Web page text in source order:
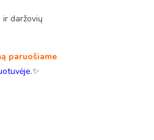
ir daržovių
paruošiame
.✨